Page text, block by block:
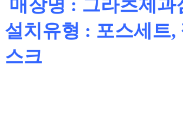
매장명 : 그라츠제과
설치유형 : 포스세트,
스크